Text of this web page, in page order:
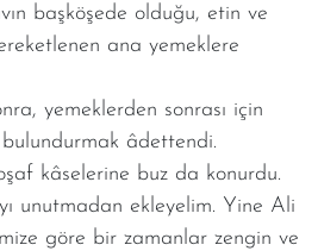
başköşede olduğu, etin ve
ana yemeklere
yemeklerden sonrası için
âdettendi.
kâselerine buz da konurdu.
unutmadan ekleyelim. Yine Ali
göre bir zamanlar zengin ve